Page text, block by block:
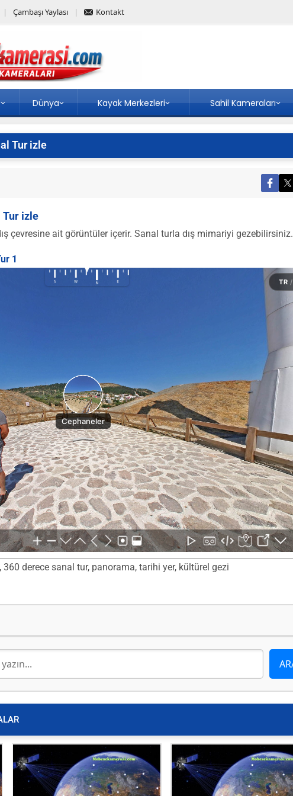
Çambaşı Yaylası Kontakt
Dünya Kayak Merkezleri Sahil Kameraları
Tur izle
Tur izle
çevresine ait görüntüler içerir. Sanal turla dış mimariyi gezebilirsiniz.
1
360 derece sanal tur, panorama, tarihi yer, kültürel gezi